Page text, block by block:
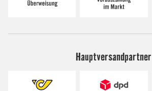
Hauptversandpartner